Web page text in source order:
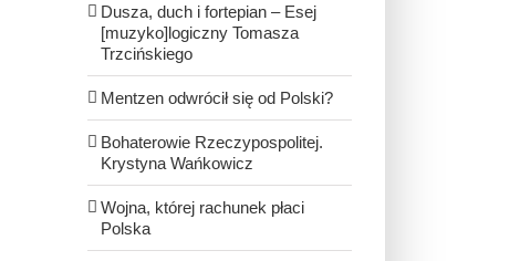
Dusza, duch i fortepian – Esej
[muzyko]logiczny Tomasza
Trzcińskiego
Mentzen odwrócił się od Polski?
Bohaterowie Rzeczypospolitej.
Krystyna Wańkowicz
Wojna, której rachunek płaci
Polska